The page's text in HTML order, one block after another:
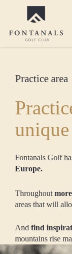
content
Practice area
Fontanals Golf
Europe.
Throughout
areas that will
Andfind
mountains rise